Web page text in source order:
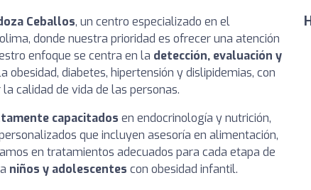
Ceballos, un centro especializado en el
donde nuestra prioridad es ofrecer una atención
enfoque se centra en la detección, evaluación y
obesidad, diabetes, hipertensión y dislipidemias, con
calidad de vida de las personas.
capacitados en endocrinología y nutrición,
que incluyen asesoría en alimentación,
en tratamientos adecuados para cada etapa de
niños y adolescentes con obesidad infantil.